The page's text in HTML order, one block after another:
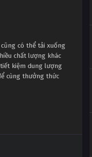
có thể tải xuống
chất lượng khác
kiệm dung lượng
cùng thưởng thức